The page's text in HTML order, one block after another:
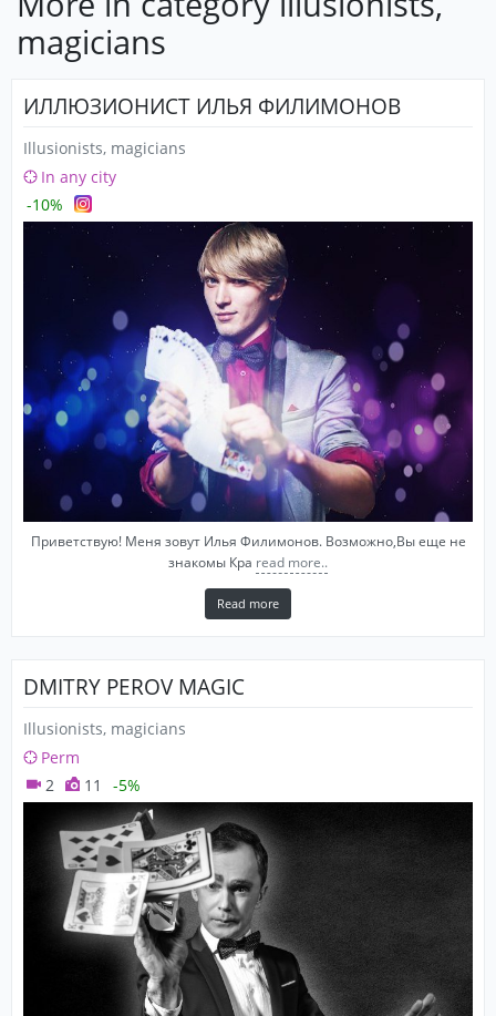
magicians
ИЛЛЮЗИОНИСТ ИЛЬЯ ФИЛИМОНОВ
Illusionists, magicians
In any city
-10%
Приветствую! Меня зовут Илья Филимонов. Возможно,Вы еще не
знакомы Кра read more..
Read more
DMITRY PEROV MAGIC
Illusionists, magicians
Perm
2
11 -5%